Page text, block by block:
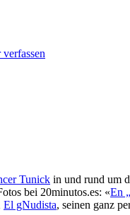
Tunick in und rund um
bei 20minutos.es: «En
El gNudista, seinen ganz